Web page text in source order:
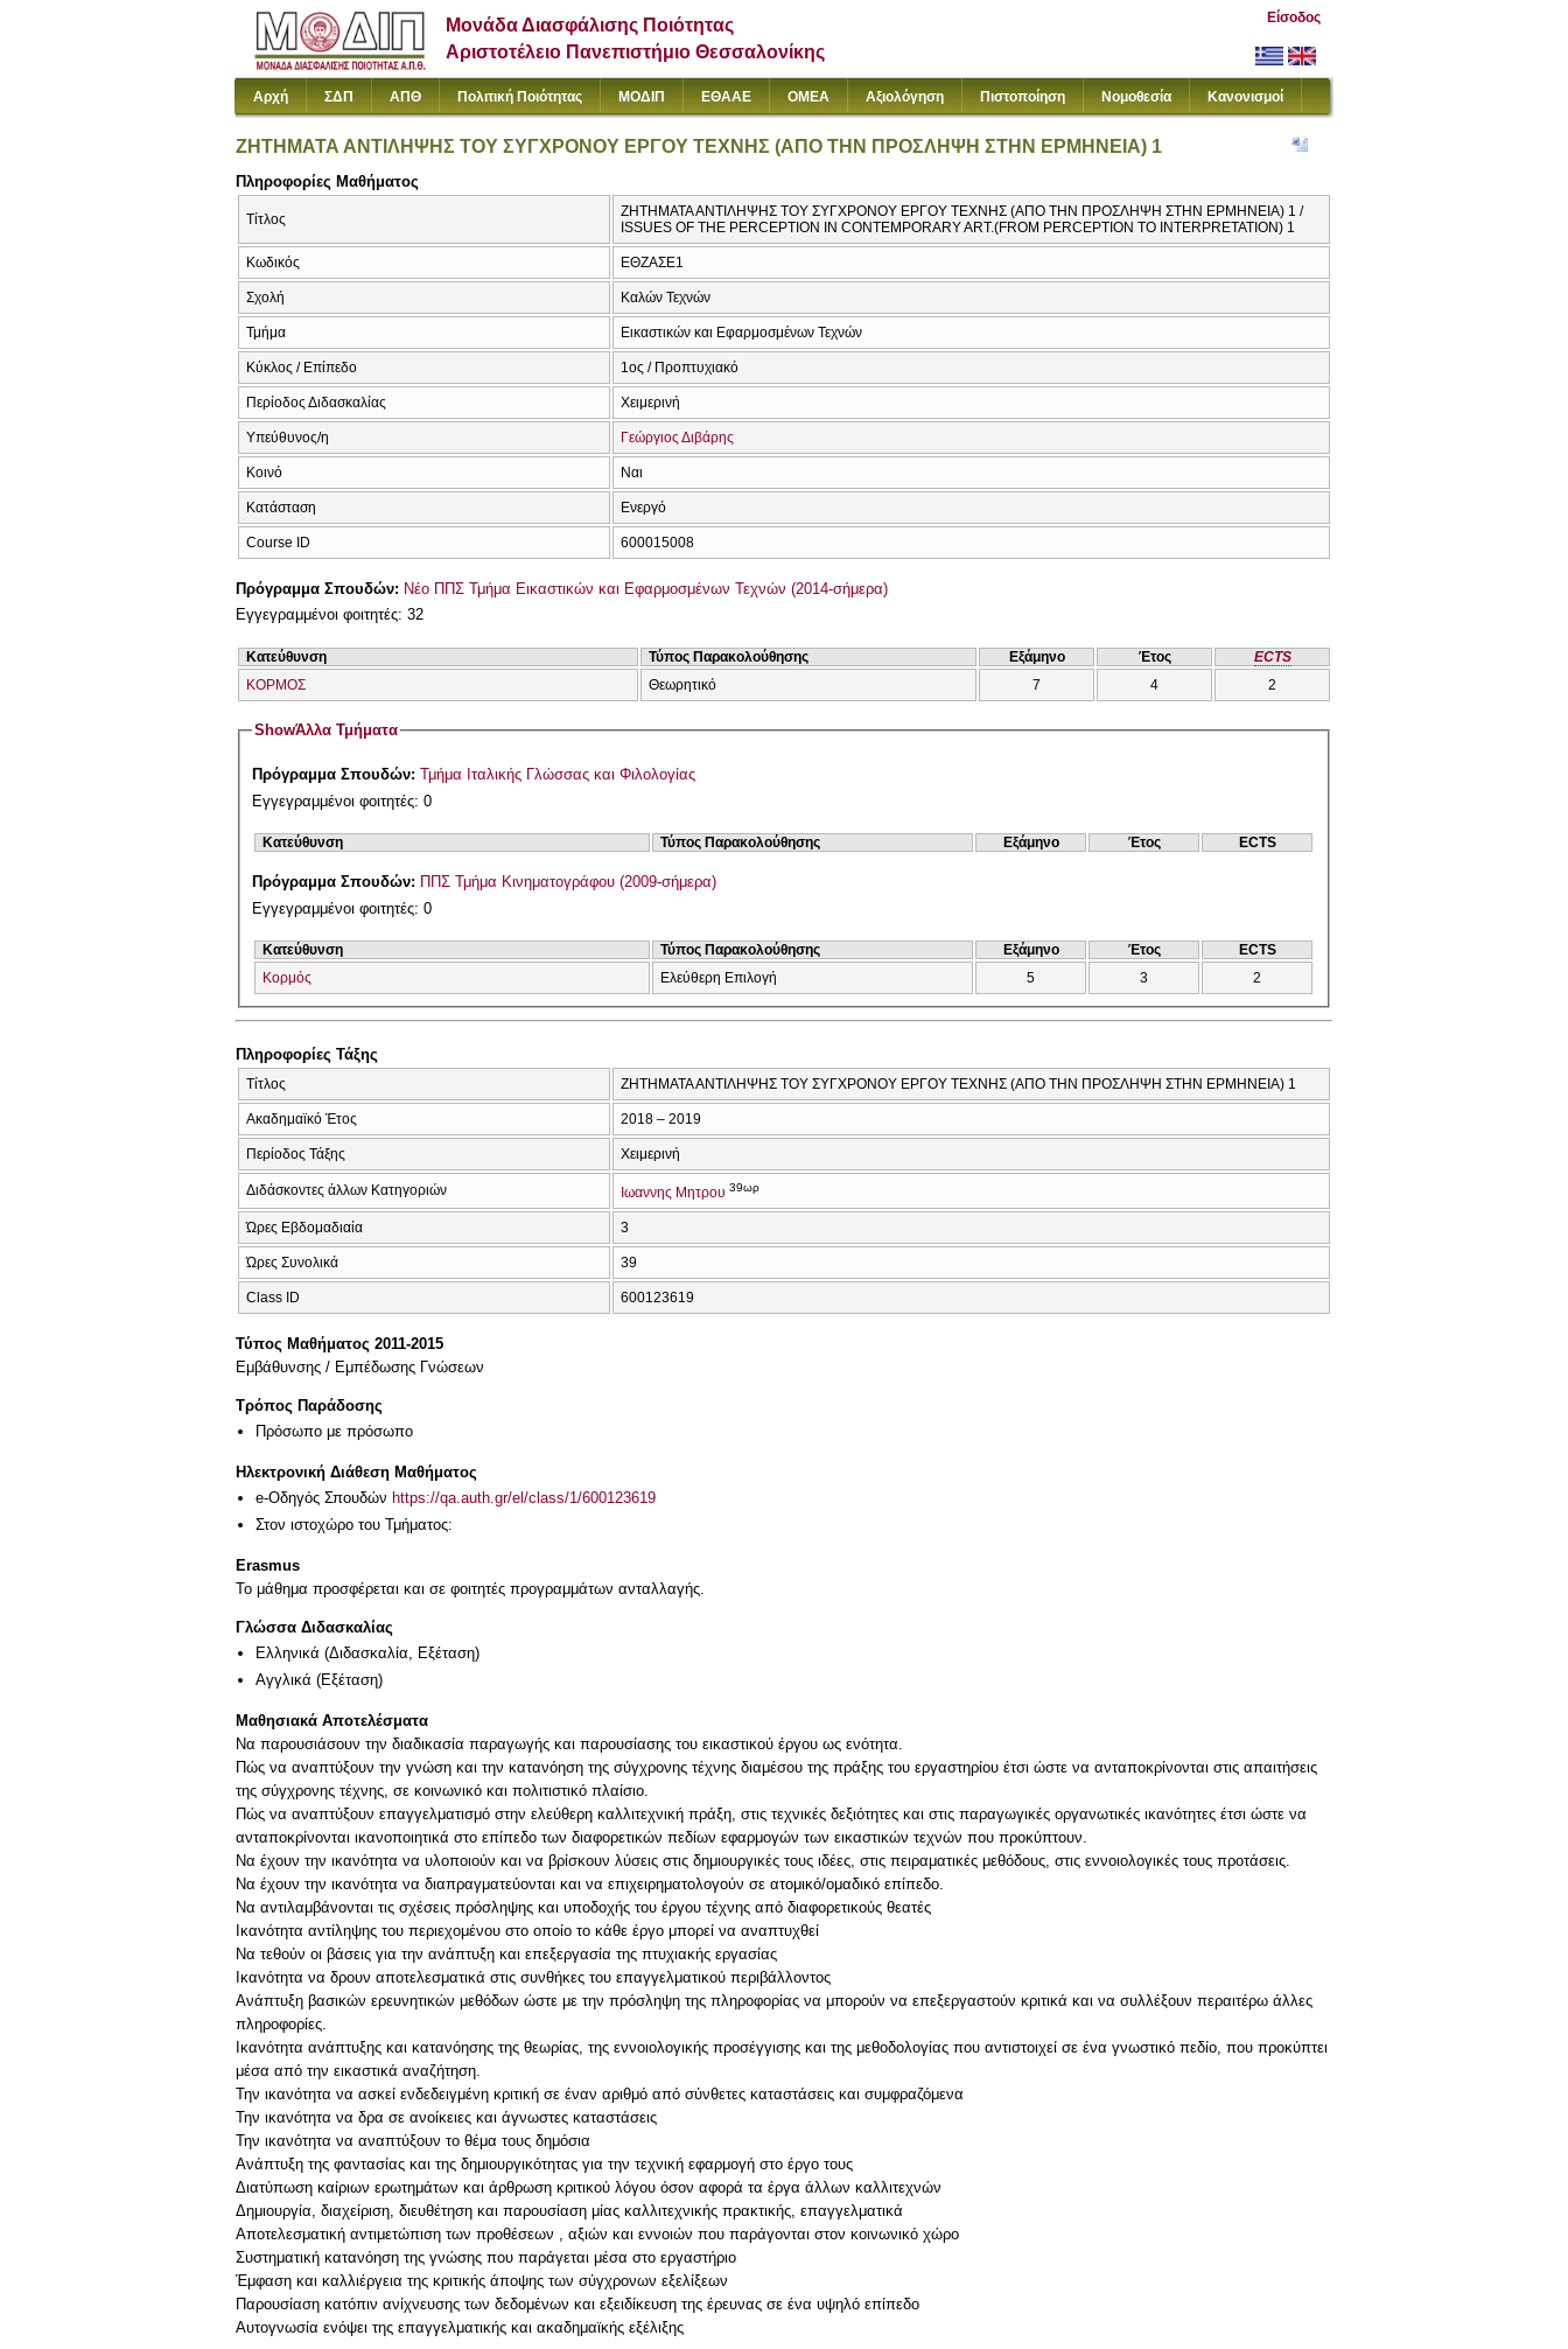
Μονάδα Διασφάλισης Ποιότητας
Αριστοτέλειο Πανεπιστήμιο Θεσσαλονίκης
Είσοδος
Αρχή ΣΔΠ ΑΠΘ Πολιτική Ποιότητας ΜΟΔΙΠ ΕΘΑΑΕ ΟΜΕΑ Αξιολόγηση Πιστοποίηση Νομοθεσία Κανονισμοί
ΖΗΤΗΜΑΤΑ ΑΝΤΙΛΗΨΗΣ ΤΟΥ ΣΥΓΧΡΟΝΟΥ ΕΡΓΟΥ ΤΕΧΝΗΣ (ΑΠΟ ΤΗΝ ΠΡΟΣΛΗΨΗ ΣΤΗΝ ΕΡΜΗΝΕΙΑ) 1
Πληροφορίες Μαθήματος
Τίτλος
ΖΗΤΗΜΑΤΑ ΑΝΤΙΛΗΨΗΣ ΤΟΥ ΣΥΓΧΡΟΝΟΥ ΕΡΓΟΥ ΤΕΧΝΗΣ (ΑΠΟ ΤΗΝ ΠΡΟΣΛΗΨΗ ΣΤΗΝ ΕΡΜΗΝΕΙΑ) 1 /
ISSUES OF THE PERCEPTION IN CONTEMPORARY ART.(FROM PERCEPTION TO INTERPRETATION) 1
Κωδικός ΕΘΖΑΣΕ1
Σχολή Καλών Τεχνών
Τμήμα Εικαστικών και Εφαρμοσμένων Τεχνών
Κύκλος / Επίπεδο 1ος / Προπτυχιακό
Περίοδος Διδασκαλίας Χειμερινή
Υπεύθυνος/η Γεώργιος Διβάρης
Κοινό Ναι
Κατάσταση Ενεργό
Course ID 600015008
Πρόγραμμα Σπουδών: Νέο ΠΠΣ Τμήμα Εικαστικών και Εφαρμοσμένων Τεχνών (2014-σήμερα)
Εγγεγραμμένοι φοιτητές: 32
Κατεύθυνση Τύπος Παρακολούθησης Εξάμηνο Έτος
ECTS
ΚΟΡΜΟΣ
Θεωρητικό 7 4 2
ShowΆλλα Τμήματα
Πρόγραμμα Σπουδών:Τμήμα Ιταλικής Γλώσσας και Φιλολογίας
Εγγεγραμμένοι φοιτητές: 0
Κατεύθυνση Τύπος Παρακολούθησης Εξάμηνο Έτος ECTS
Πρόγραμμα Σπουδών: ΠΠΣ Τμήμα Κινηματογράφου (2009-σήμερα)
Εγγεγραμμένοι φοιτητές: 0
Κατεύθυνση Τύπος Παρακολούθησης Εξάμηνο Έτος
ECTS
Κορμός
Ελεύθερη Επιλογή 5 3 2
Πληροφορίες Τάξης
Τίτλος ΖΗΤΗΜΑΤΑ ΑΝΤΙΛΗΨΗΣ ΤΟΥ ΣΥΓΧΡΟΝΟΥ ΕΡΓΟΥ ΤΕΧΝΗΣ (ΑΠΟ ΤΗΝ ΠΡΟΣΛΗΨΗ ΣΤΗΝ ΕΡΜΗΝΕΙΑ) 1
Ακαδημαϊκό Έτος 2018 – 2019
Περίοδος Τάξης Χειμερινή
Διδάσκοντες άλλων Κατηγοριών Ιωαννης Μητρου 39ωρ
Ώρες Εβδομαδιαία 3
Ώρες Συνολικά 39
Class ID 600123619
Τύπος Μαθήματος 2011-2015
Εμβάθυνσης / Εμπέδωσης Γνώσεων
Τρόπος Παράδοσης
Πρόσωπο με πρόσωπο
Ηλεκτρονική Διάθεση Μαθήματος
e-Οδηγός Σπουδών https://qa.auth.gr/el/class/1/600123619
Στον ιστοχώρο του Τμήματος:
Erasmus
Το μάθημα προσφέρεται και σε φοιτητές προγραμμάτων ανταλλαγής.
Γλώσσα Διδασκαλίας
Ελληνικά (Διδασκαλία, Εξέταση)
Αγγλικά (Εξέταση)
Μαθησιακά Αποτελέσματα
Να παρουσιάσουν την διαδικασία παραγωγής και παρουσίασης του εικαστικού έργου ως ενότητα.
Πώς να αναπτύξουν την γνώση και την κατανόηση της σύγχρονης τέχνης διαμέσου της πράξης του εργαστηρίου έτσι ώστε να ανταποκρίνονται στις απαιτήσεις
της σύγχρονης τέχνης, σε κοινωνικό και πολιτιστικό πλαίσιο.
Πώς να αναπτύξουν επαγγελματισμό στην ελεύθερη καλλιτεχνική πράξη, στις τεχνικές δεξιότητες και στις παραγωγικές οργανωτικές ικανότητες έτσι ώστε να
ανταποκρίνονται ικανοποιητικά στο επίπεδο των διαφορετικών πεδίων εφαρμογών των εικαστικών τεχνών που προκύπτουν.
Να έχουν την ικανότητα να υλοποιούν και να βρίσκουν λύσεις στις δημιουργικές τους ιδέες, στις πειραματικές μεθόδους, στις εννοιολογικές τους προτάσεις.
Να έχουν την ικανότητα να διαπραγματεύονται και να επιχειρηματολογούν σε ατομικό/ομαδικό επίπεδο.
Να αντιλαμβάνονται τις σχέσεις πρόσληψης και υποδοχής του έργου τέχνης από διαφορετικούς θεατές
Ικανότητα αντίληψης του περιεχομένου στο οποίο το κάθε έργο μπορεί να αναπτυχθεί
Να τεθούν οι βάσεις για την ανάπτυξη και επεξεργασία της πτυχιακής εργασίας
Ικανότητα να δρουν αποτελεσματικά στις συνθήκες του επαγγελματικού περιβάλλοντος
Ανάπτυξη βασικών ερευνητικών μεθόδων ώστε με την πρόσληψη της πληροφορίας να μπορούν να επεξεργαστούν κριτικά και να συλλέξουν περαιτέρω άλλες
πληροφορίες.
Ικανότητα ανάπτυξης και κατανόησης της θεωρίας, της εννοιολογικής προσέγγισης και της μεθοδολογίας που αντιστοιχεί σε ένα γνωστικό πεδίο, που προκύπτει
μέσα από την εικαστικά αναζήτηση.
Την ικανότητα να ασκεί ενδεδειγμένη κριτική σε έναν αριθμό από σύνθετες καταστάσεις και συμφραζόμενα
Την ικανότητα να δρα σε ανοίκειες και άγνωστες καταστάσεις
Την ικανότητα να αναπτύξουν το θέμα τους δημόσια
Ανάπτυξη της φαντασίας και της δημιουργικότητας για την τεχνική εφαρμογή στο έργο τους
Διατύπωση καίριων ερωτημάτων και άρθρωση κριτικού λόγου όσον αφορά τα έργα άλλων καλλιτεχνών
Δημιουργία, διαχείριση, διευθέτηση και παρουσίαση μίας καλλιτεχνικής πρακτικής, επαγγελματικά
Αποτελεσματική αντιμετώπιση των προθέσεων , αξιών και εννοιών που παράγονται στον κοινωνικό χώρο
Συστηματική κατανόηση της γνώσης που παράγεται μέσα στο εργαστήριο
Έμφαση και καλλιέργεια της κριτικής άποψης των σύγχρονων εξελίξεων
Παρουσίαση κατόπιν ανίχνευσης των δεδομένων και εξειδίκευση της έρευνας σε ένα υψηλό επίπεδο